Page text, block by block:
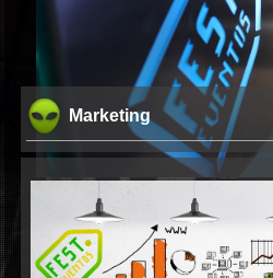
DJs
Karaoke
Marketing